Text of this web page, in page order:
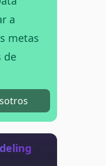
a
metas
de